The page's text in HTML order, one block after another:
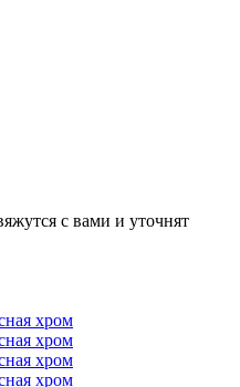
с вами и уточнят